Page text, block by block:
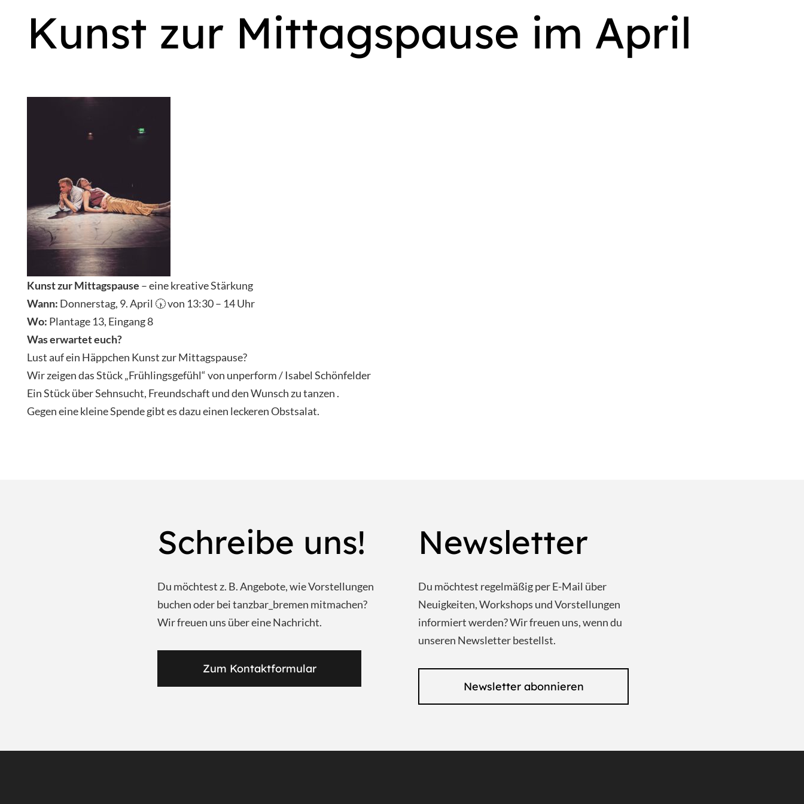
Kunst zur Mittagspause im April
Kunst zur Mittagspause – eine kreative Stärkung
Wann: Donnerstag, 9. April 🕠 von 13:30 – 14 Uhr
Wo: Plantage 13, Eingang 8
Was erwartet euch?
Lust auf ein Häppchen Kunst zur Mittagspause?
Wir zeigen das Stück „Frühlingsgefühl“ von unperform / Isabel Schönfelder
Ein Stück über Sehnsucht, Freundschaft und den Wunsch zu tanzen .
Gegen eine kleine Spende gibt es dazu einen leckeren Obstsalat.
Schreibe uns!
Du möchtest z. B. Angebote, wie Vorstellungen
buchen oder bei tanzbar_bremen mitmachen?
Wir freuen uns über eine Nachricht.
Zum Kontaktformular
Newsletter
Du möchtest regelmäßig per E-Mail über
Neuigkeiten, Workshops und Vorstellungen
informiert werden? Wir freuen uns, wenn du
unseren Newsletter bestellst.
Newsletter abonnieren